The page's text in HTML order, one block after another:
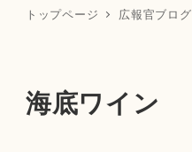
トップページ 広報官ブログ
海底ワイン